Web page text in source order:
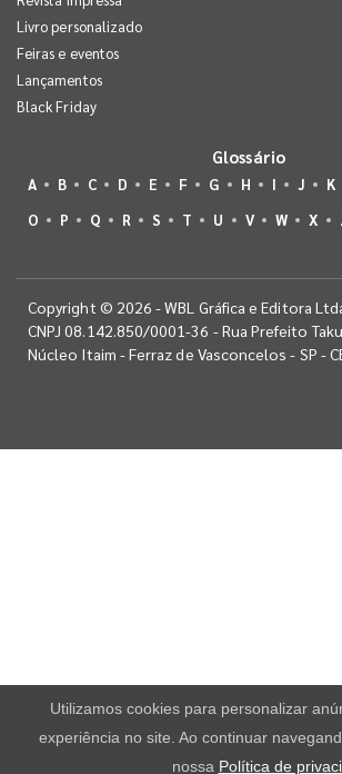
Livro personalizado
Feiras e eventos
Lançamentos
Black Friday
Glossário
A B C D E F G H I J K
O
P Q R S T U V W X
Copyright © 2026 - WBL Gráfica e Editora
CNPJ 08.142.850/0001-36 - Rua Prefeito
Núcleo Itaim - Ferraz de Vasconcelos - SP -
Utilizamos cookies para personalizar
experiência no site. Ao continuar
nossa Política de